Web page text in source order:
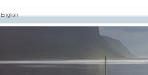
English